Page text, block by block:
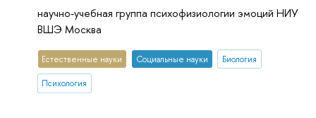
научно-учебная группа психофизиологии эмоций НИУ
ВШЭ Москва
Естественные науки Социальные науки Биология
Психология